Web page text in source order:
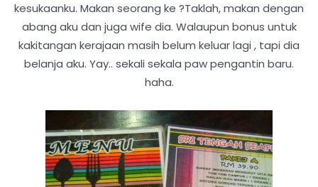
kesukaanku. Makan seorang ke ?Taklah, makan dengan
abang aku dan juga wife dia. Walaupun bonus untuk
kakitangan kerajaan masih belum keluar lagi , tapi dia
belanja aku. Yay.. sekali sekala paw pengantin baru.
haha.